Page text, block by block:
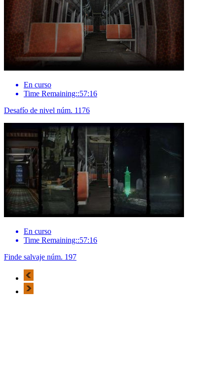
En curso
Time Remaining::57:16
Desafío de nivel núm. 1176
En curso
Time Remaining::57:16
Finde salvaje núm. 197